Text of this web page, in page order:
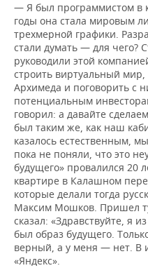
— Я был программистом в
годы она стала мировым
трехмерной графики.
стали думать — для чего?
руководили этой
строить виртуальный
Архимеда и поговорить с
потенциальным
говорил: а давайте
был таким же, как наш
казалось естественным,
пока не поняли, что это
будущего» провалился 20
квартире в Калашном
которые делали тогда
Максим Мошков. Пришел
сказал: «Здравствуйте, я
был образ будущего.
верный, а у меня — нет. В
«Яндекс».